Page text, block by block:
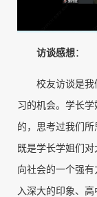
访谈感想：
校友访谈是
习的机会。学长
的，思考过我们所
既是学长学姐们
向社会的一个强
入深大的印象、